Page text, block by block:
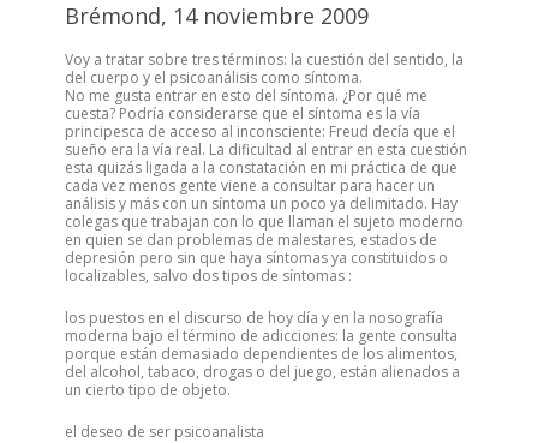
Brémond, 14 noviembre 2009
Voy a tratar sobre tres términos: la cuestión del sentido, la
del cuerpo y el psicoanálisis como síntoma.
No me gusta entrar en esto del síntoma. ¿Por qué me
cuesta? Podría considerarse que el síntoma es la vía
principesca de acceso al inconsciente: Freud decía que el
sueño era la vía real. La dificultad al entrar en esta cuestión
esta quizás ligada a la constatación en mi práctica de que
cada vez menos gente viene a consultar para hacer un
análisis y más con un síntoma un poco ya delimitado. Hay
colegas que trabajan con lo que llaman el sujeto moderno
en quien se dan problemas de malestares, estados de
depresión pero sin que haya síntomas ya constituidos o
localizables, salvo dos tipos de síntomas :
los puestos en el discurso de hoy día y en la nosografía
moderna bajo el término de adicciones: la gente consulta
porque están demasiado dependientes de los alimentos,
del alcohol, tabaco, drogas o del juego, están alienados a
un cierto tipo de objeto.
el deseo de ser psicoanalista